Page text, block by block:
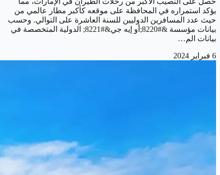
يؤكد استمراره في المحافظة على موقعه كأكبر مطار عالمي من
حيث عدد المسافرين الدوليين للسنة العاشرة على التوالي. وحسب
بيانات مؤسسة &#8220;أو إيه جي&#8221; الدولية المتخصصة في
بيانات الم…
6 فبراير 2024